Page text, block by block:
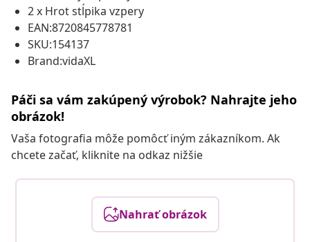
2 x Hrot stĺpika vzpery
EAN:8720845778781
SKU:154137
Brand:vidaXL
Páči sa vám zakúpený výrobok? Nahrajte jeho
obrázok!
Vaša fotografia môže pomôcť iným zákazníkom. Ak
chcete začať, kliknite na odkaz nižšie
Nahrať obrázok